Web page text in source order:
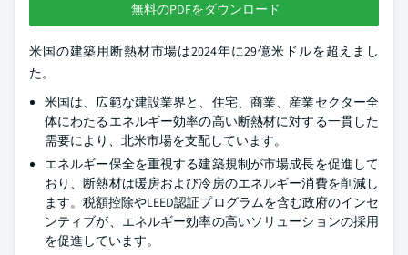
無料のPDFをダウンロード
米国の建築用断熱材市場は2024年に29億米ドルを超えまし
た。
米国は、広範な建設業界と、住宅、商業、産業セクター全
体にわたるエネルギー効率の高い断熱材に対する一貫した
需要により、北米市場を支配しています。
エネルギー保全を重視する建築規制が市場成長を促進して
おり、断熱材は暖房および冷房のエネルギー消費を削減し
ます。税額控除やLEED認証プログラムを含む政府のインセ
ンティブが、エネルギー効率の高いソリューションの採用
を促進しています。